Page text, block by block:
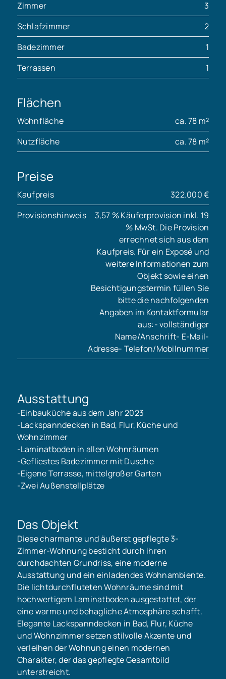
Zimmer
3
Schlafzimmer
2
Badezimmer
1
Terrassen
1
Flächen
Wohnfläche
ca. 78 m²
Nutzfläche
ca. 78 m²
Preise
Kaufpreis
322.000 €
Provisionshinweis
3,57 % Käuferprovision inkl. 19
% MwSt. Die Provision
errechnet sich aus dem
Kaufpreis. Für ein Exposé und
weitere Informationen zum
Objekt sowie einen
Besichtigungstermin füllen Sie
bitte die nachfolgenden
Angaben im Kontaktformular
aus:- vollständiger
Name/Anschrift- E-Mail-
Adresse- Telefon/Mobilnummer
Ausstattung
-Einbauküche aus dem Jahr 2023
-Lackspanndecken in Bad, Flur, Küche und
Wohnzimmer
-Laminatboden in allen Wohnräumen
-Gefliestes Badezimmer mit Dusche
-Eigene Terrasse, mittelgroßer Garten
-Zwei Außenstellplätze
Das Objekt
Diese charmante und äußerst gepflegte 3-
Zimmer-Wohnung besticht durch ihren
durchdachten Grundriss, eine moderne
Ausstattung und ein einladendes Wohnambiente.
Die lichtdurchfluteten Wohnräume sind mit
hochwertigem Laminatboden ausgestattet, der
eine warme und behagliche Atmosphäre schafft.
Elegante Lackspanndecken in Bad, Flur, Küche
und Wohnzimmer setzen stilvolle Akzente und
verleihen der Wohnung einen modernen
Charakter, der das gepflegte Gesamtbild
unterstreicht.